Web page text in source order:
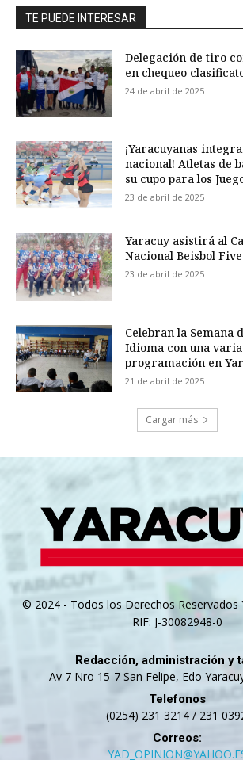
TE PUEDE INTERESAR
Delegación de tiro
en chequeo
24 de abril de 2025
¡Yaracuyanas
nacional! Atletas de
su cupo para los
23 de abril de 2025
Yaracuy asistirá al
Nacional Beisbol
23 de abril de 2025
Celebran la Semana
Idioma con una
programación en
21 de abril de 2025
Cargar más
© 2024 - Todos los Derechos Reservados
RIF: J-30082948-0
Redacción, administración y
Av 7 Nro 15-7 San Felipe, Edo
Telefonos
(0254) 231 3214 / 231
Correos: